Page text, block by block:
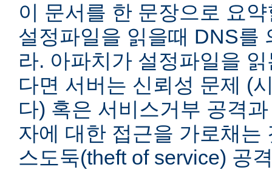
이 문서를 한 문장으로 요
설정파일을 읽을때 DNS를
라. 아파치가 설정파일을
다면 서버는 신뢰성 문제 (
다) 혹은 서비스거부 공격
자에 대한 접근을 가로채는
스도둑(theft of service) 공